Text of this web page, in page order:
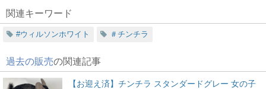
関連キーワード
#ウィルソンホワイト ＃チンチラ
過去の販売の関連記事
【お迎え済】チンチラ スタンダードグレー 女の子